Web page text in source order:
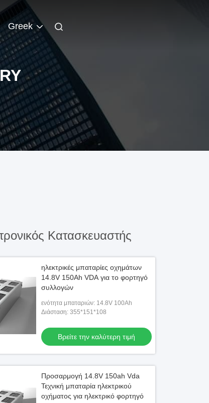
Greek
Κατασκευαστής
ηλεκτρικές μπαταρίες οχημάτων
14.8V 150Ah VDA για το φορτηγό
συλλογών
ενότητα μπαταριών: 14.8V 100Ah
Διάσταση: 355*151*108
Βρείτε την καλύτερη τιμή
Προσαρμογή 14.8V 150ah Vda
Τεχνική μπαταρία ηλεκτρικού
οχήματος για ηλεκτρικό φορτηγό